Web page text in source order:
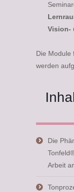
Vision-
Die Module
werden
Die
Arbeit